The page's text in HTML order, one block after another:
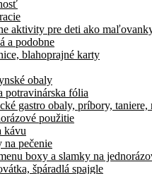
aktivity pre deti ako
a podobne
blahoprajné karty
obaly
potravinárska fólia
gastro obaly, príbory, taniere,
použitie
kávu
pečenie
boxy a slamky na
špáradlá spajgle